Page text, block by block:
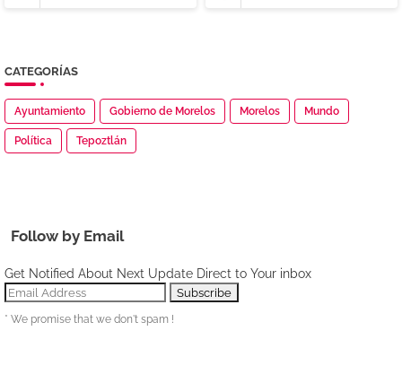
CATEGORÍAS
Ayuntamiento Gobierno de Morelos Morelos Mundo
Política Tepoztlán
Follow by Email
Get Notified About Next Update Direct to Your inbox
* We promise that we don't spam !